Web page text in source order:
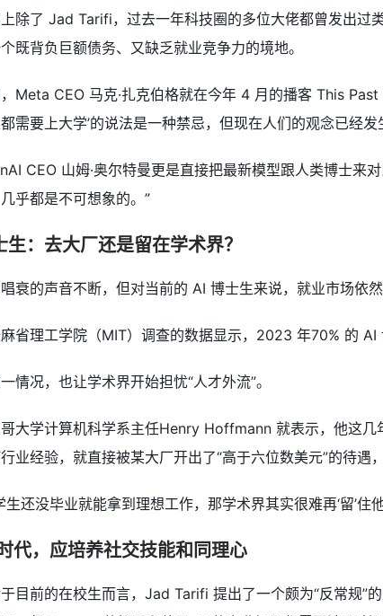
除了 Jad Tarifi，过去一年科技圈的多位大佬都曾发出过
既背负巨额债务、又缺乏就业竞争力的境地。
Meta CEO 马克·扎克伯格就在今年 4 月的播客 This
需要上大学’的说法是一种禁忌，但现在人们的观念已经发
CEO 山姆·奥尔特曼更是直接把最新模型跟人类博士来
乎都是不可想象的。”
生：去大厂还是留在学术界？
衰的声音不断，但对当前的 AI 博士生来说，就业市场依然
省理工学院（MIT）调查的数据显示，2023 年70% 的
情况，也让学术界开始担忧“人才外流”。
大学计算机科学系主任Henry Hoffmann 就表示，他这几
业经验，就直接被某大厂开出了“高于六位数美元”的待遇
生还没毕业就能拿到理想工作，那学术界其实很难再‘留’住
代，应培养社交技能和同理心
目前的在校生而言，Jad Tarifi 提出了一个颇为“反常规